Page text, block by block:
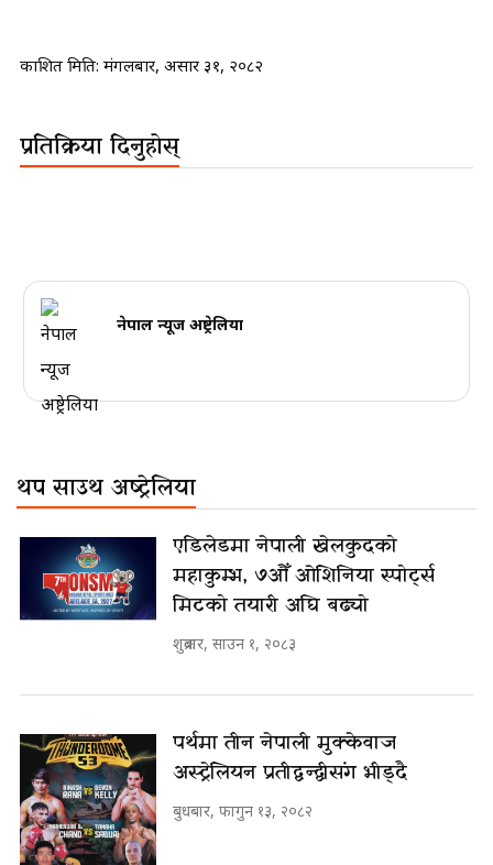
प्रकाशित मिति: मंगलबार, असार ३१, २०८२
प्रतिक्रिया दिनुहोस्
नेपाल न्यूज अष्ट्रेलिया
थप साउथ अष्ट्रेलिया
एडिलेडमा नेपाली खेलकुदको
महाकुम्भ, ७औँ ओशिनिया स्पोर्ट्स
मिटको तयारी अघि बढ्यो
शुक्रबार, साउन १, २०८३
पर्थमा तीन नेपाली मुक्केवाज
अस्ट्रेलियन प्रतीद्वन्द्वीसंग भीड्दै
बुधबार, फागुन १३, २०८२